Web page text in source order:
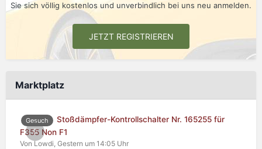
Sie sich völlig kostenlos und unverbindlich bei uns neu anmelden.
JETZT REGISTRIEREN
Marktplatz
0
Gesuch
Stoßdämpfer-Kontrollschalter Nr. 165255 für
F355 Non F1
Von Lowdi, Gestern um 14:05 Uhr